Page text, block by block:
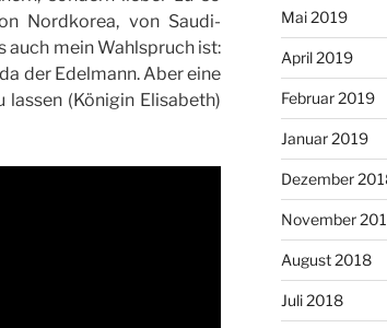
Nordkorea, von Saudi-
auch mein Wahlspruch ist:
der Edelmann. Aber eine
(Königin Elisabeth)
Mai 2019
April 2019
Februar 2019
Januar 2019
Dezember
November
August 2018
Juli 2018